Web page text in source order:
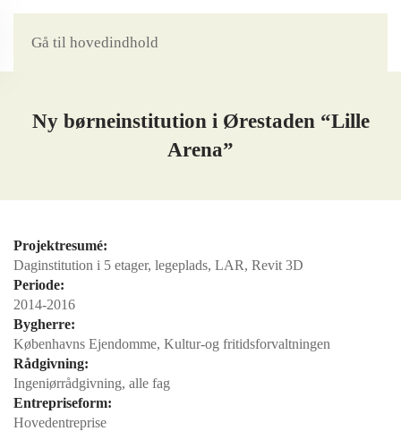
Gå til hovedindhold
Ny børneinstitution i Ørestaden “Lille
Arena”
Projektresumé:
Daginstitution i 5 etager, legeplads, LAR, Revit 3D
Periode:
2014-2016
Bygherre:
Københavns Ejendomme, Kultur-og fritidsforvaltningen
Rådgivning:
Ingeniørrådgivning, alle fag
Entrepriseform:
Hovedentreprise